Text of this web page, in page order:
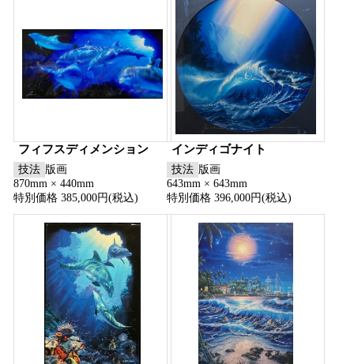
フィフスディメンション
技法 版画
870mm × 440mm
特別価格 385,000円(税込)
インディゴナイト
技法 版画
643mm × 643mm
特別価格 396,000円(税込)